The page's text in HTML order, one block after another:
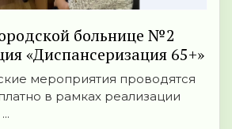
больнице №2
«Диспансеризация 65+»
мероприятия проводятся
в рамках реализации